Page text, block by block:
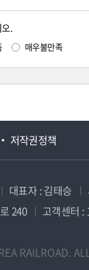
.
매우불만족
저작권정책
대표자 : 김태승
240
고객센터 :
RAILROAD.